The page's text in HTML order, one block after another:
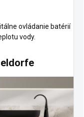
ovládanie batérií
vody.